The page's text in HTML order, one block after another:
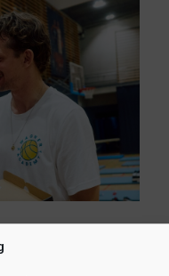
Dertmann im